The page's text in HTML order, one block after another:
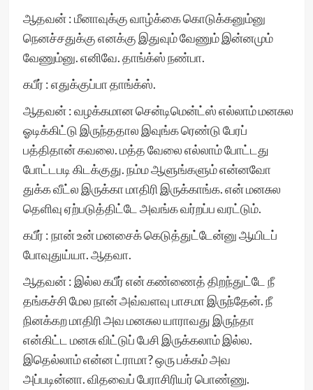
ஆதவன் : மீனாவுக்கு வாழ்க்கை கொடுக்கனும்னு
நெனச்சதுக்கு எனக்கு இதுவும் வேணும் இன்னமும்
வேணும்னு. எனிவே. தாங்க்ஸ் நண்பா.
கபீர் : எதுக்குப்பா தாங்க்ஸ்.
ஆதவன் : வழக்கமான சென்டிமென்ட்ஸ் எல்லாம் மனசுல
ஓடிக்கிட்டு இருந்ததால இவுங்க ரெண்டு பேரப்
பத்திதான் கவலை. மத்த வேலை எல்லாம் போட்டது
போட்டபடி கிடக்குது. நம்ம ஆளுங்களும் என்னவோ
துக்க வீட்ல இருக்கா மாதிரி இருக்காங்க. என் மனசுல
தெளிவு ஏற்படுத்திட்டே அவங்க வர்றப்ப வரட்டும்.
கபீர் : நான் உன் மனசைக் கெடுத்துட்டேன்னு ஆயிடப்
போவுதுய்யா. ஆதவா.
ஆதவன் : இல்ல கபீர் என் கண்ணைத் திறந்துட்டே நீ
தங்கச்சி மேல நான் அவ்வளவு பாசமா இருந்தேன். நீ
நினக்கற மாதிரி அவ மனசுல யாராவது இருந்தா
என்கிட்ட மனசு விட்டுப் பேசி இருக்கலாம் இல்ல.
இதெல்லாம் என்ன ட்ராமா? ஒரு பக்கம் அவ
அப்படின்னா. விதவைப் பேராசிரியர் பொண்ணு.